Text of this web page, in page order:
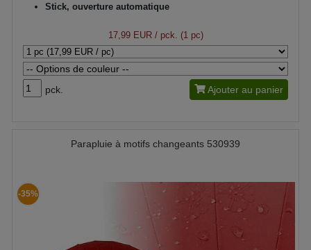
Stick, ouverture automatique
17,99 EUR/ pck. (1 pc)
pck. Ajouter au panier
Parapluie à motifs changeants 530939
-35%